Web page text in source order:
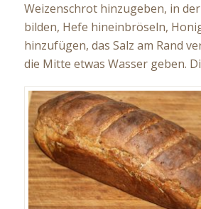
Weizenschrot hinzugeben, in
bilden, Hefe hineinbröseln,
hinzufügen, das Salz am Rand
die Mitte etwas Wasser geben.